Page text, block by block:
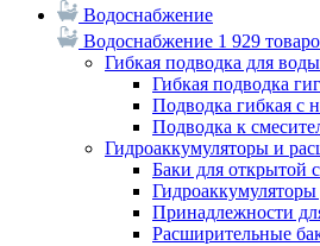
Водоснабжение
Водоснабжение 1 929
Гибкая подводка для воды
Гибкая подводка
Подводка гибкая с
Подводка к
Гидроаккумуляторы и
Баки для открытой
Принадлежности
Расширительные